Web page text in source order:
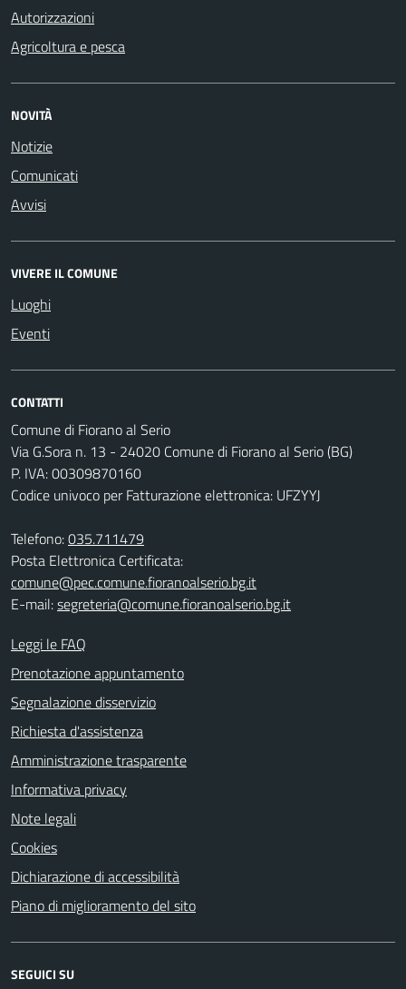
Autorizzazioni
Agricoltura e pesca
NOVITÀ
Notizie
Comunicati
Avvisi
VIVERE IL COMUNE
Luoghi
Eventi
CONTATTI
Comune di Fiorano al Serio
Via G.Sora n. 13 - 24020 Comune di Fiorano al Serio (BG)
P. IVA: 00309870160
Codice univoco per Fatturazione elettronica: UFZYYJ
Telefono:035.711479
Posta Elettronica Certificata:
comune@pec.comune.fioranoalserio.bg.it
E-mail:segreteria@comune.fioranoalserio.bg.it
Leggi le FAQ
Prenotazione appuntamento
Segnalazione disservizio
Richiesta d'assistenza
Amministrazione trasparente
Informativa privacy
Note legali
Cookies
Dichiarazione di accessibilità
Piano di miglioramento del sito
SEGUICI SU